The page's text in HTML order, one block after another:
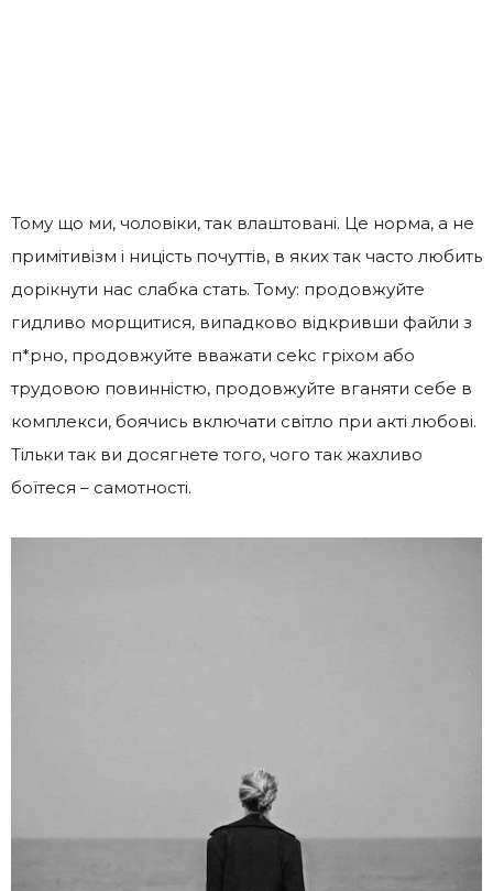
Тому що ми, чоловіки, так влаштовані. Це норма, а не
примітивізм і ницість почуттів, в яких так часто любить
дорікнути нас слабка стать. Тому: продовжуйте
гидливо морщитися, випадково відкривши файли з
п*рно, продовжуйте вважати сеkс гріхом або
трудовою повинністю, продовжуйте вганяти себе в
комплекси, боячись включати світло при акті любові.
Тільки так ви досягнете того, чого так жахливо
боїтеся – самотності.